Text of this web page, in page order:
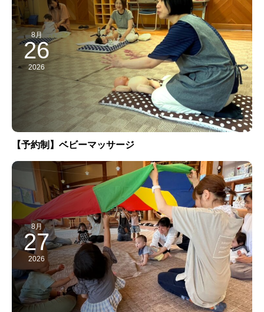
8月
26
2026
【予約制】ベビーマッサージ
8月
27
2026